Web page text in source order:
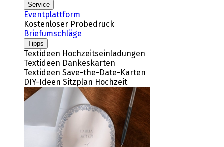
Service
Eventplattform
Kostenloser Probedruck
Briefumschläge
Tipps
Textideen Hochzeitseinladungen
Textideen Dankeskarten
Textideen Save-the-Date-Karten
DIY-Ideen Sitzplan Hochzeit